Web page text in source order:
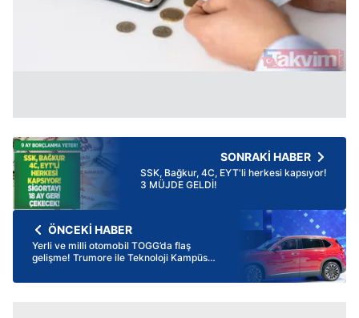
SONRAKİ HABER
SSK, Bağkur, 4C, EYT'li herkesi kapsıyor!
3 MÜJDE GELDİ!
ÖNCEKİ HABER
Yerli ve milli otomobil TOGG’da flaş
gelişme! Trumore ile Teknoloji Kampüsü